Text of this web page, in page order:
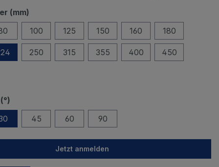
(mm)
100 125 150 160 180
250 315 355 400 450
45 60 90
Jetzt anmelden